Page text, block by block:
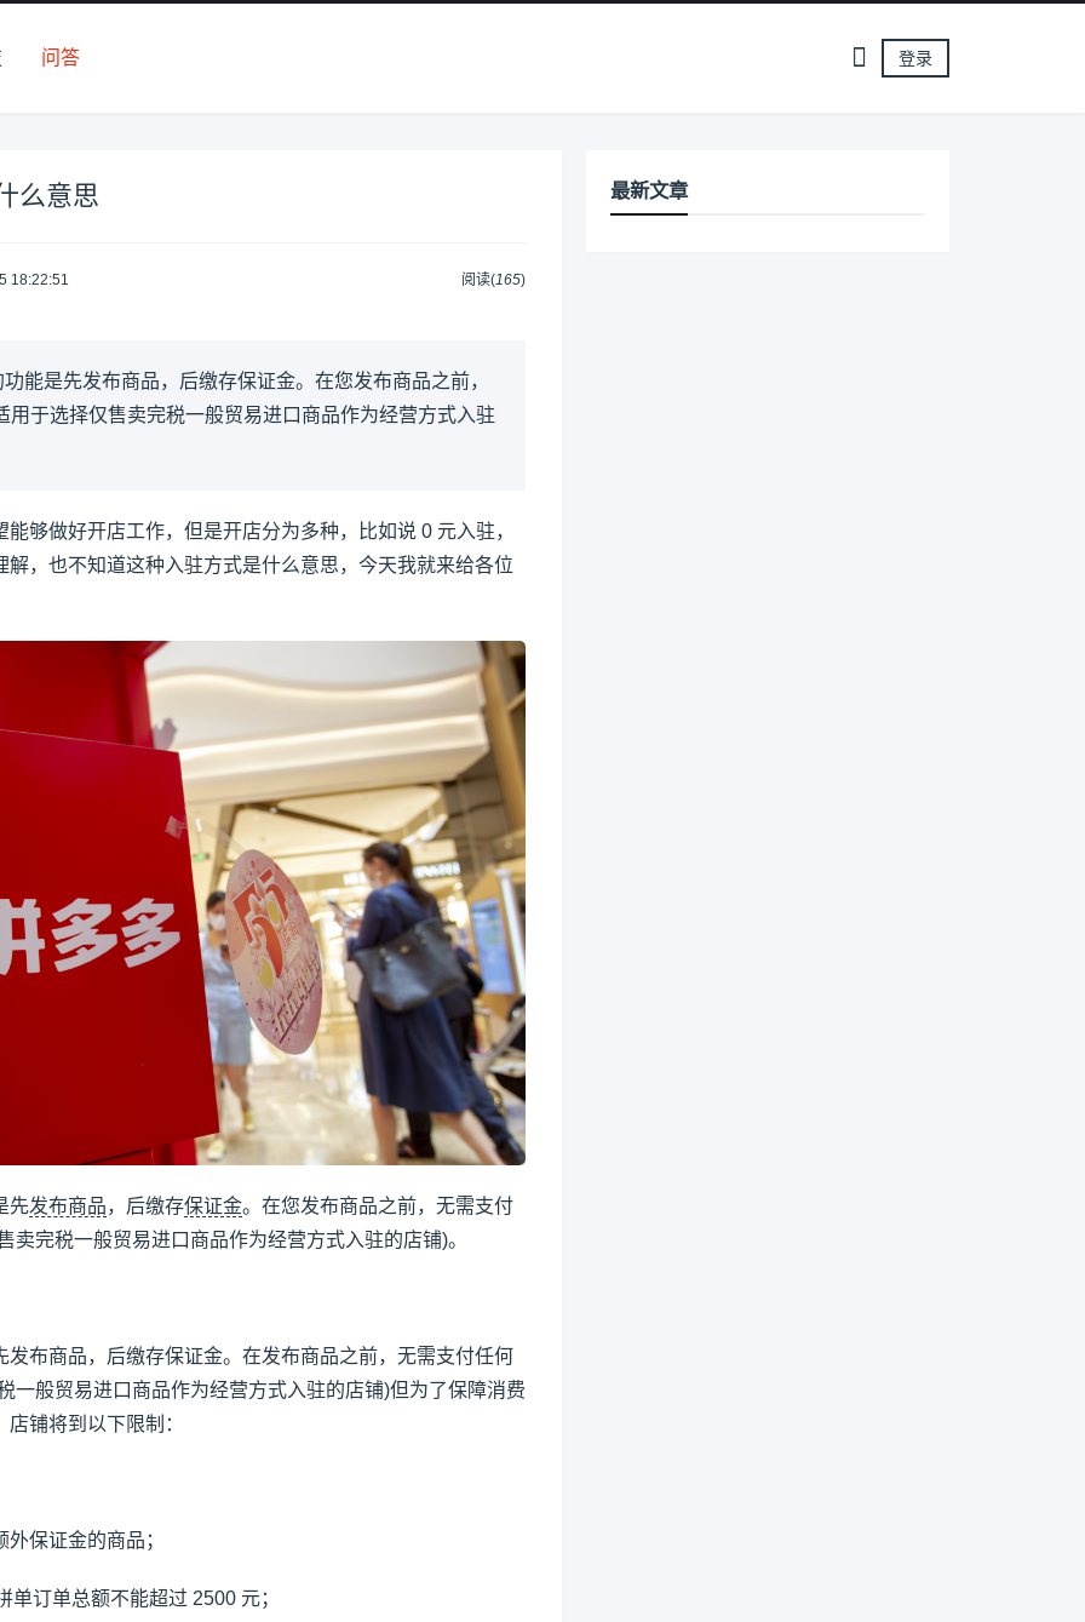
问答 登录
么意思
18:22:51 阅读(165)
能是先发布商品，后缴存保证金。在您发布商品之前，
用于选择仅售卖完税一般贸易进口商品作为经营方式入驻
够做好开店工作，但是开店分为多种，比如说 0 元入驻，
，也不知道这种入驻方式是什么意思，今天我就来给各位
先发布商品，后缴存保证金。在您发布商品之前，无需支付
卖完税一般贸易进口商品作为经营方式入驻的店铺)。
发布商品，后缴存保证金。在发布商品之前，无需支付任何
一般贸易进口商品作为经营方式入驻的店铺)但为了保障消费
铺将到以下限制：
保证金的商品；
订单总额不能超过 2500 元；
最新文章